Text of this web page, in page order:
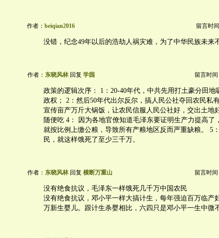
作者： beiqian2016 留言时
没错，纪念49年以后的浩劫人祸灾难，为了中华民族未来
作者： 东晓风林回复 学园 留言时间
政策的逻辑次序： 1：20-40年代，中共先用打土豪分田地
政权； 2：然后50年代出尔反尔，搞人民公社夺回农民私
宣传亩产万斤大锅饭，让农民信服人民公社好，交出土地
随便吃 4： 因为各地官僚知道毛泽东要证明生产力提高了
就按比例上缴公粮，导致所有产粮地区反而严重缺粮。 5
民，就这样饿死了至少三千万。
作者： 东晓风林回复 横断万重山 留言时间
没有绝食抗议，毛泽东一样饿死几千万中国农民
没有绝食抗议，邓小平一样大搞计生，每年强迫百万临产
万新生婴儿。跟计生杀婴相比，六四只是邓小平一生中微